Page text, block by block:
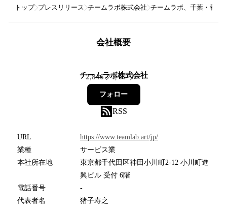
トップ プレスリリース チームラボ株式会社 チームラボ、千葉・養老
会社概要
チームラボ株式会社
2,846フォロワー
フォロー
RSS
URL
https://www.teamlab.art/jp/
業種
サービス業
本社所在地
東京都千代田区神田小川町2-12 小川町進
興ビル 受付 6階
電話番号
-
代表者名
猪子寿之